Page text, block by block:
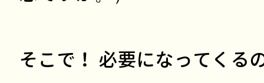
そこで！ 必要になってくる